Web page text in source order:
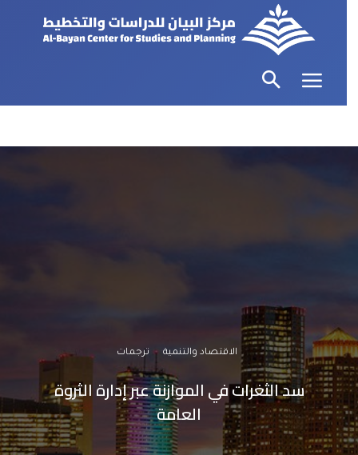
الاقتصاد والتنمية ترجمات
سد الثغرات في الموازنة عبر إدارة الثروة
العامة